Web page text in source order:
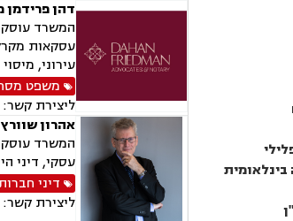
דהן פרידמן
עסקאות
עירוני,
משפט
ליצירת קשר:
אהרון
המשרד עוסק
עסקי, דיני
דיני
ליצירת קשר: